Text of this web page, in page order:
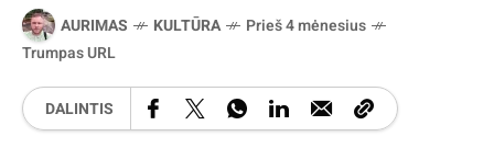
AURIMAS KULTŪRA
Prieš 4 mėnesius
Trumpas URL
DALINTIS